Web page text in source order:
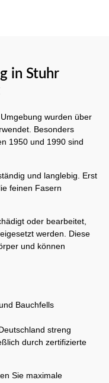
in Stuhr
wurden über
Besonders
1950 und 1990 sind
und langlebig. Erst
feinen Fasern
oder bearbeitet,
werden. Diese
und können
Bauchfells
streng
durch zertifizierte
Sie maximale